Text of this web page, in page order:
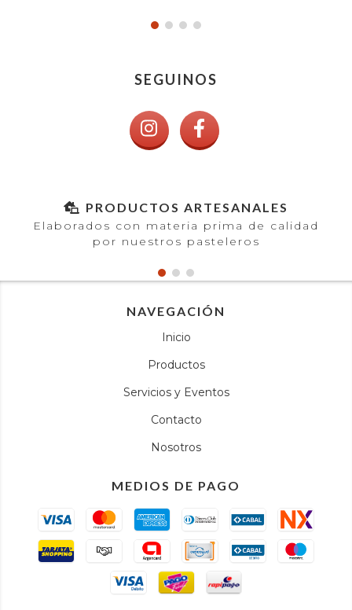
SEGUINOS
PRODUCTOS ARTESANALES
Elaborados con materia prima de calidad
por nuestros pasteleros
NAVEGACIÓN
Inicio
Productos
Servicios y Eventos
Contacto
Nosotros
MEDIOS DE PAGO